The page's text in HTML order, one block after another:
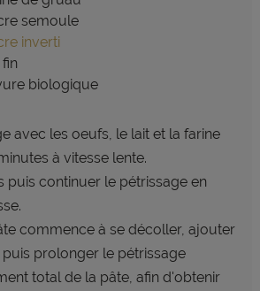
semoule
inverti
biologique
avec les oeufs, le lait et la farine
à vitesse lente.
puis continuer le pétrissage en
commence à se décoller, ajouter
prolonger le pétrissage
total de la pâte, afin d'obtenir